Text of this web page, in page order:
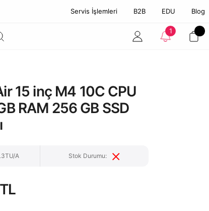
Servis İşlemleri B2B EDU Blog
1
15 inç M4 10C CPU
RAM 256 GB SSD
A Stok Durumu: